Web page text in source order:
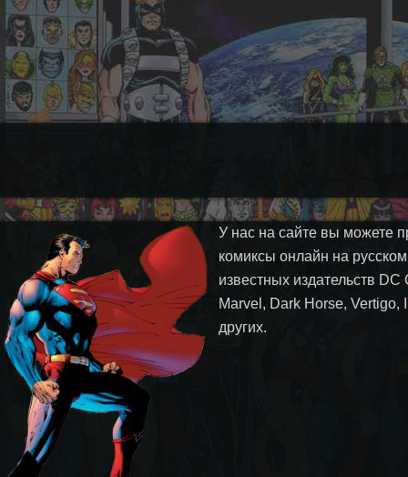
У нас на сайте вы можете
комиксы онлайн на
известных издательств DC
Marvel, Dark Horse, Vertigo,
других.